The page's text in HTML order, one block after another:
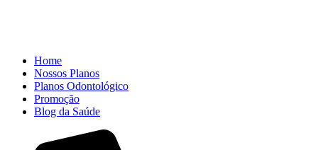
Home
Nossos Planos
Planos Odontológico
Promoção
Blog da Saúde